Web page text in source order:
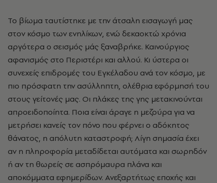
Το βίωμα ταυτίστηκε με την άτσαλη εισαγωγή μας
στον κόσμο των ενηλίκων, ενώ δεκαοκτώ χρόνια
αργότερα ο σεισμός μάς ξαναβρήκε. Καινούργιος
αφανισμός στο Περιστέρι και αλλού. Κι ύστερα οι
συνεχείς επιδρομές του Εγκέλαδου ανά τον κόσμο, με
πιο πρόσφατη την ασύλληπτη, ολέθρια εφόρμησή του
στους γείτονές μας. Οι πλάκες της γης μετακινούνται
απροειδοποίητα. Ποια είναι άραγε η μεζούρα για να
μετρήσει κανείς τον πόνο που φέρνει ο αδόκητος
θάνατος, η απόλυτη καταστροφή; Λίγη σημασία έχει
αν η πληροφορία μεταδίδεται αυτόματα και σωρηδόν
ή αν τη θωρείς σε ασπρόμαυρα πλάνα και
αποκόμματα εφημερίδων. Ανεξαρτήτως εποχής και